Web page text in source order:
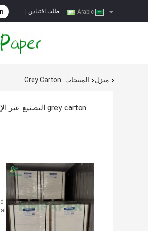
طلب اقتباس
منزل المنتجات Grey Carton
grey carton التصنيع عبر الإنترنت